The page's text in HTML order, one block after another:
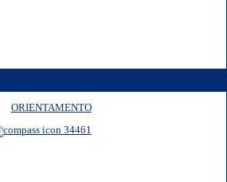
ORIENTAMENTO